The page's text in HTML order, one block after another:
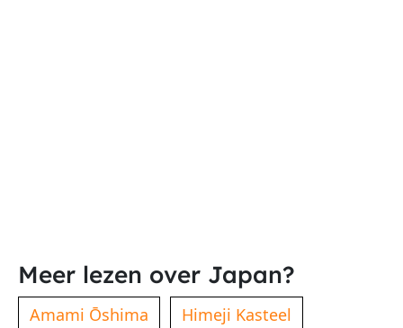
Meer lezen over Japan?
Amami Ōshima Himeji Kasteel